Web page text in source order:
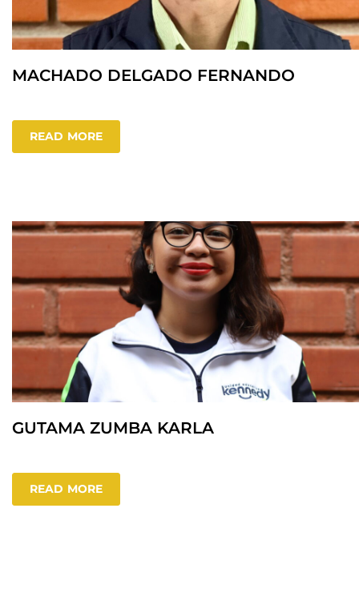
MACHADO DELGADO FERNANDO
READ MORE
GUTAMA ZUMBA KARLA
READ MORE